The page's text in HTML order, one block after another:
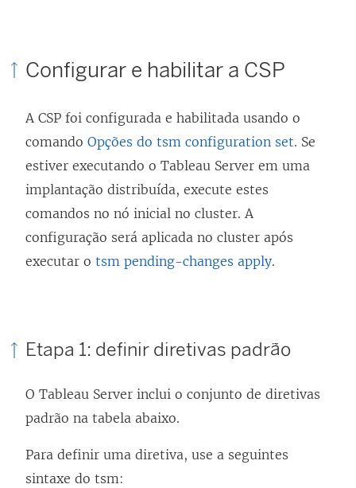
b
r
e
e
m
n
o
a
a
Configurar e habilitar a CSP
A CSP foi configurada e habilitada usando o
comando Opções do tsm configuration set. Se
estiver executando o Tableau Server em uma
implantação distribuída, execute estes
comandos no nó inicial no cluster. A
configuração será aplicada no cluster após
executar o tsm pending-changes apply.
Etapa 1: definir diretivas padrão
O Tableau Server inclui o conjunto de diretivas
padrão na tabela abaixo.
Para definir uma diretiva, use a seguintes
sintaxe do tsm: